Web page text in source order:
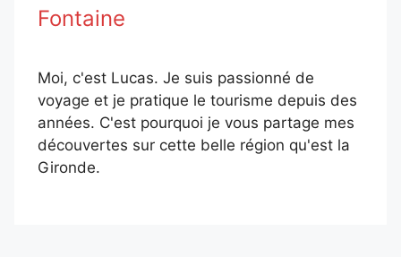
Fontaine
Moi, c'est Lucas. Je suis passionné de
voyage et je pratique le tourisme depuis des
années. C'est pourquoi je vous partage mes
découvertes sur cette belle région qu'est la
Gironde.